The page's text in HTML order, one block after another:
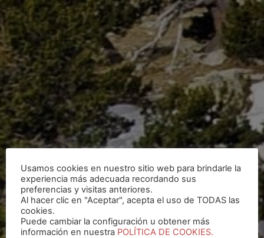
Usamos cookies en nuestro sitio web para brindarle la
experiencia más adecuada recordando sus
preferencias y visitas anteriores.
Al hacer clic en "Aceptar", acepta el uso de TODAS las
cookies.
Puede cambiar la configuración u obtener más
información en nuestra POLÍTICA DE COOKIES.